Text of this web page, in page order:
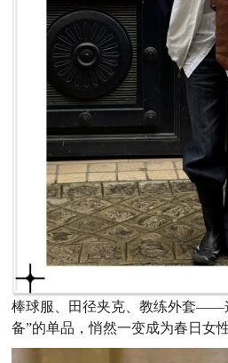
棒球服、田径夹克、教练外套——
备”的单品，悄然一变成为春日女